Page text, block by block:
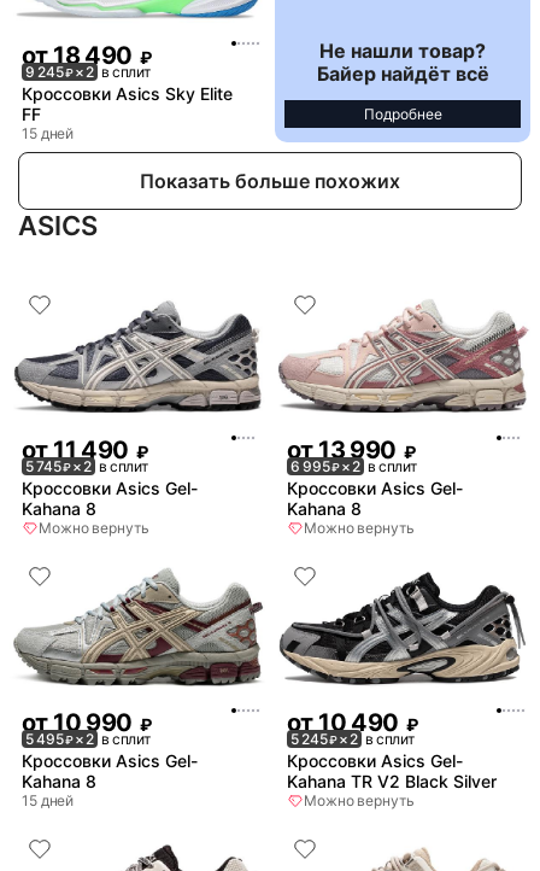
от 18 490 ₽
9 245₽× 2 в сплит
Кроссовки Asics Sky Elite
FF
15 дней
Не нашли товар?
Байер найдёт всё
Подробнее
Показать больше похожих
ASICS
от11 490 ₽
5 745₽× 2 в сплит
Кроссовки Asics Gel-
Kahana 8
Можно вернуть
от13 990 ₽
6 995₽× 2 в сплит
Кроссовки Asics Gel-
Kahana 8
Можно вернуть
от10 990 ₽
5 495₽× 2 в сплит
Кроссовки Asics Gel-
Kahana 8
15 дней
от10 490 ₽
5 245₽× 2 в сплит
Кроссовки Asics Gel-
Kahana TR V2 Black Silver
Можно вернуть